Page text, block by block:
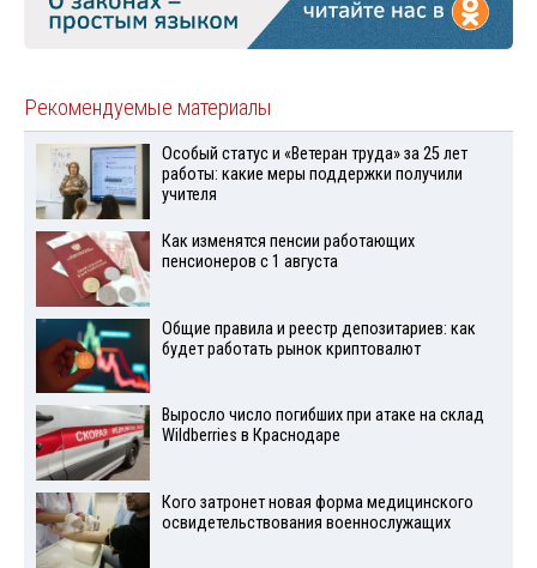
Рекомендуемые материалы
Особый статус и «Ветеран труда» за 25 лет
работы: какие меры поддержки получили
учителя
Как изменятся пенсии работающих
пенсионеров с 1 августа
Общие правила и реестр депозитариев: как
будет работать рынок криптовалют
Выросло число погибших при атаке на склад
Wildberries в Краснодаре
Кого затронет новая форма медицинского
освидетельствования военнослужащих